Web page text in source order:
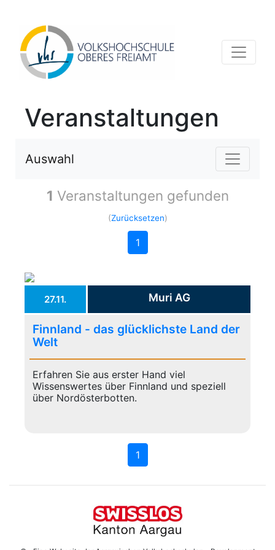
Veranstaltungen
Auswahl
1 Veranstaltungen gefunden
(Zurücksetzen)
1
27.11. Muri AG
Finnland - das glücklichste Land der
Welt
Erfahren Sie aus erster Hand viel
Wissenswertes über Finnland und speziell
über Nordösterbotten.
1